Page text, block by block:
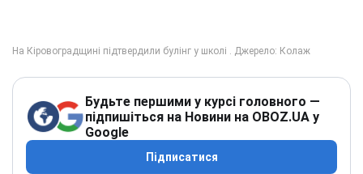
Будьте першими у курсі головного —
підпишіться на Новини на OBOZ.UA у
Google
Підписатися